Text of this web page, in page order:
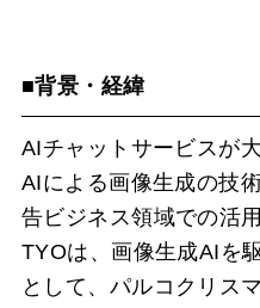
■背景・経緯
AIチャットサービスが
AIによる画像生成の技
告ビジネス領域での活
TYOは、画像生成AIを
として、パルコクリス